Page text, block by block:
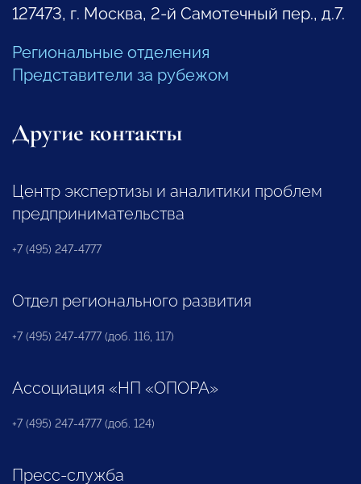
127473, г. Москва, 2-й Самотечный пер., д.7.
Региональные отделения
Представители за рубежом
Другие контакты
Центр экспертизы и аналитики проблем
предпринимательства
+7 (495) 247-4777
Отдел регионального развития
+7 (495) 247-4777 (доб. 116, 117)
Ассоциация «НП «ОПОРА»
+7 (495) 247-4777 (доб. 124)
Пресс-служба